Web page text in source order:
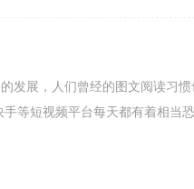
发展，人们曾经的图文阅读习惯
等短视频平台每天都有着相当恐